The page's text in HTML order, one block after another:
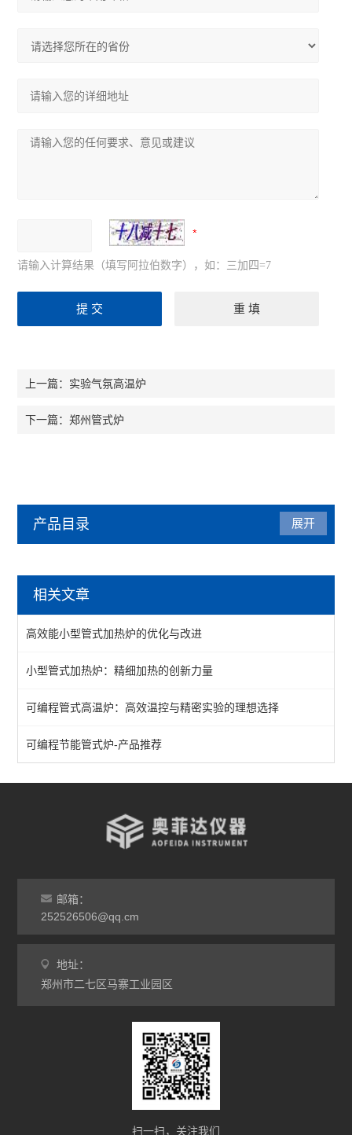
请输入计算结果（填写阿拉伯数字），如：三加四=7
上一篇： 实验气氛高温炉
下一篇：郑州管式炉
产品目录
管式气氛炉
1200℃管式炉
1400℃管式炉
1700℃管式炉
立式多温区管式炉
查看全部 >>
展开
相关文章
高效能小型管式加热炉的优化与改进
小型管式加热炉：精细加热的创新力量
可编程管式高温炉：高效温控与精密实验的理想选择
可编程节能管式炉-产品推荐
邮箱：
252526506@qq.cm
地址：
郑州市二七区马寨工业园区
扫一扫，关注我们